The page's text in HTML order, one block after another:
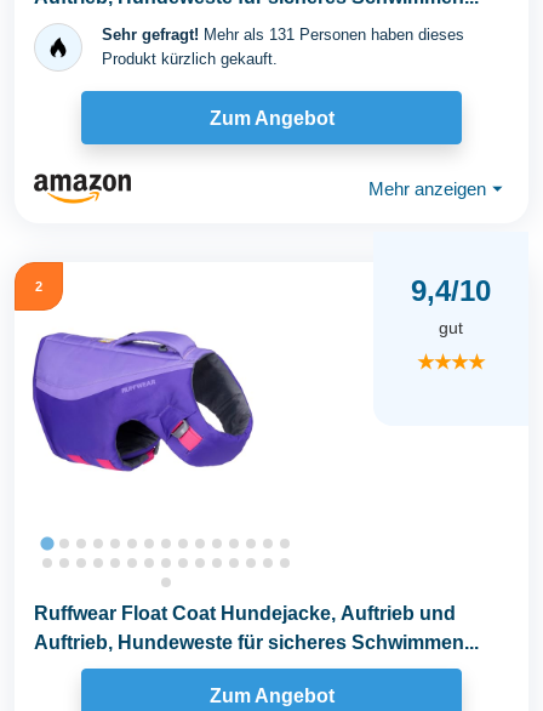
Sehr gefragt! Mehr als 131 Personen haben dieses
Produkt kürzlich gekauft.
Zum Angebot
Mehr anzeigen ⏷
2 9,4/10
gut
★★★★
Ruffwear Float Coat Hundejacke, Auftrieb und
Auftrieb, Hundeweste für sicheres Schwimmen...
Zum Angebot